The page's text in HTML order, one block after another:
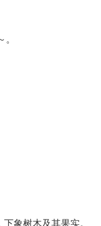
象树木及其果实。